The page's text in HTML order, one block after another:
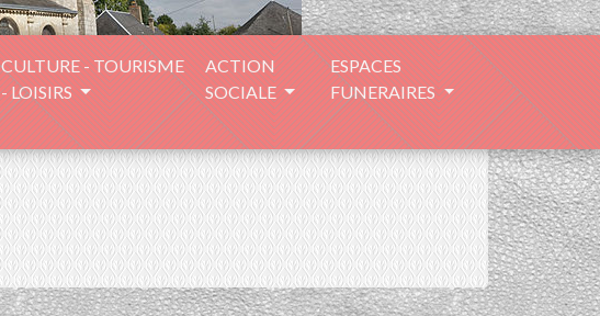
CULTURE - TOURISME
- LOISIRS
ACTION
SOCIALE
ESPACES
FUNERAIRES